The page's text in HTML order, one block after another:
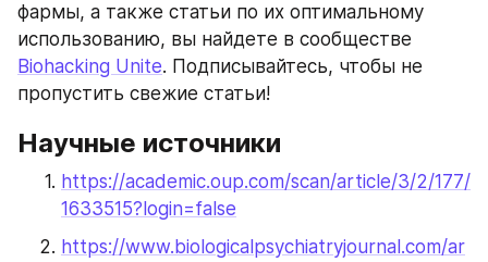
фармы, а также статьи по их оптимальному
Biohacking Unite. Подписывайтесь, чтобы не
пропустить свежие статьи!
Научные источники
https://academic.oup.com/scan/article/3/2/177/
1633515?login=false
https://www.biologicalpsychiatryjournal.com/ar